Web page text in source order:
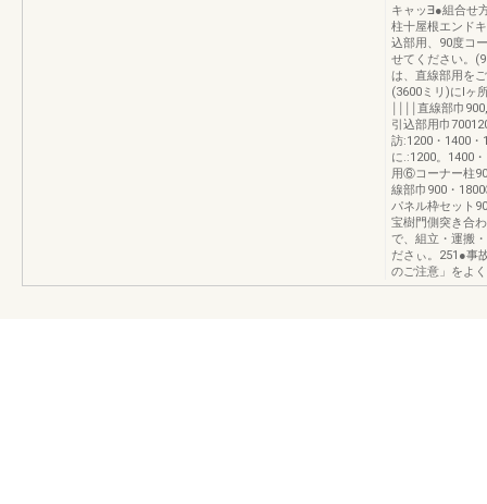
キャッ∃●組合せ
柱十屋根エンド
込部用、90度コ
せてください。
は、直線部用を
(3600ミリ)にlヶ
￨￨￨￨直線部巾
引込部用巾
訪:1200・1400
に.:1200。1400
用⑥コーナー柱
線部巾900・
パネル枠セット
宝樹門側突き合
で、組立・運搬
ださぃ。251●事
のご注意」をよ